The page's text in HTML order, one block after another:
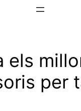
els
per